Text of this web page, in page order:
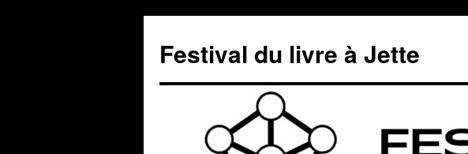
contenu
Festival du livre à Jette